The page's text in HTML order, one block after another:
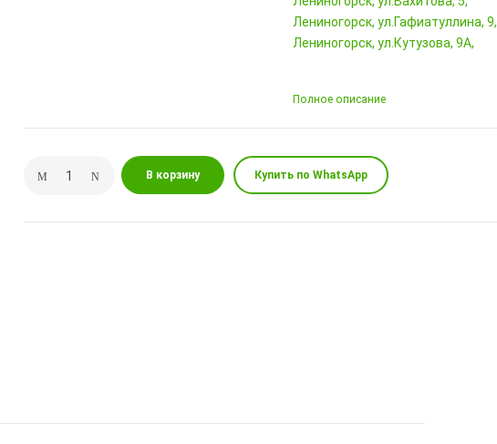
Лениногорск, ул.Гафиатуллина, 9,
Лениногорск, ул.Кутузова, 9А,
Полное описание
В корзину Купить по WhatsApp